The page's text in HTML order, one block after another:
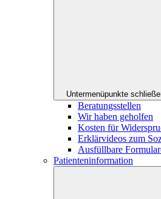
Untermenüpunkte
Beratungsstellen
Wir haben geholfen
Kosten für
Erklärvideos zum
Ausfüllbare
Patienteninformation